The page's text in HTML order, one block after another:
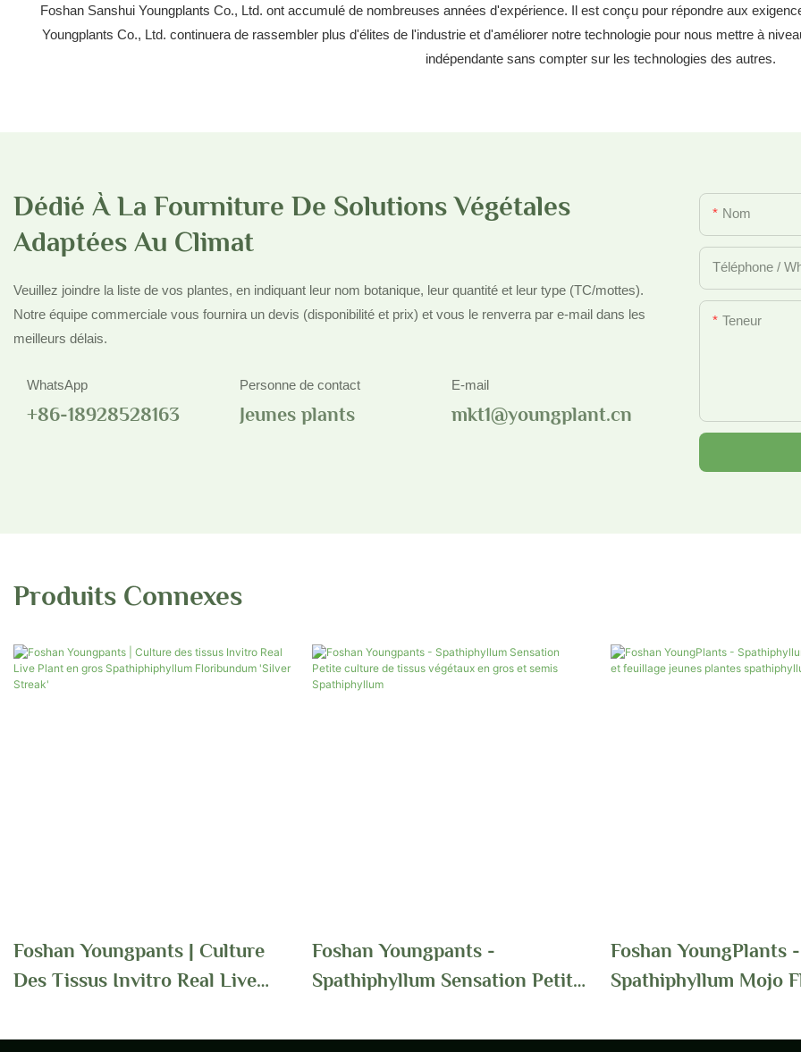
Foshan Sanshui Youngplants Co., Ltd. ont accumulé de nombreuses années d'expérience. Il est conçu pour répondre aux
Youngplants Co., Ltd. continuera de rassembler plus d'élites de l'industrie et d'améliorer notre technologie pour nous mettre à
indépendante sans compter sur les technologies des autres.
Dédié À La Fourniture De Solutions Végétales
Adaptées Au Climat
Veuillez joindre la liste de vos plantes, en indiquant leur nom botanique, leur quantité et leur type (TC/mottes).
Notre équipe commerciale vous fournira un devis (disponibilité et prix) et vous le renverra par e-mail dans les
meilleurs délais.
WhatsApp
+86-18928528163
Personne de contact
Jeunes plants
E-mail
mkt1@youngplant.cn
Nom
Téléphone /
Teneur
Produits Connexes
Foshan Youngpants | Culture
Des Tissus Invitro Real Live
Floribundum 'Silver Streak'
Foshan Youngpants -
Spathiphyllum Sensation Petite
Gros Et Semis Spathiphyllum
Foshan YoungPlants -
Spathiphyllum Mojo
Spathiphyllum